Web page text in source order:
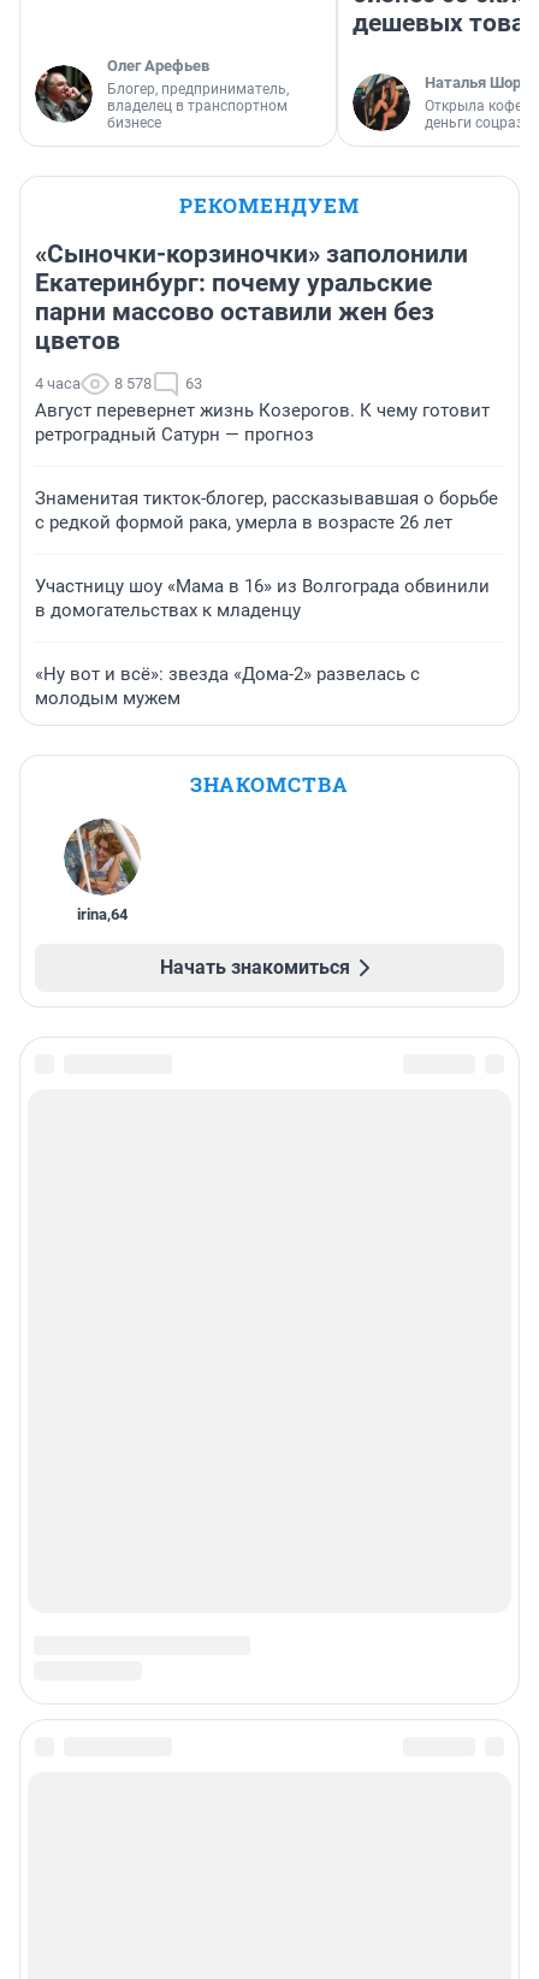
Олег Арефьев
Блогер, предприниматель,
владелец в транспортном
бизнесе
дешевых
Наталья
Открыла
деньги
РЕКОМЕНДУЕМ
«Сыночки-корзиночки» заполонили
Екатеринбург: почему уральские
парни массово оставили жен без
цветов
4 часа 8 578 63
Август перевернет жизнь Козерогов. К чему готовит
ретроградный Сатурн — прогноз
Знаменитая тикток-блогер, рассказывавшая о борьбе
с редкой формой рака, умерла в возрасте 26 лет
Участницу шоу «Мама в 16» из Волгограда обвинили
в домогательствах к младенцу
«Ну вот и всё»: звезда «Дома-2» развелась с
молодым мужем
ЗНАКОМСТВА
irina,64
Начать знакомиться